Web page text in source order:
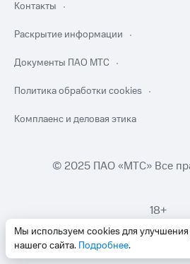
Мы используем cookies для
нашего сайта. Подробнее.
Контакты
Раскрытие информации
Документы ПАО МТС
Политика обработки cookies
Комплаенс и деловая этика
© 2025 ПАО «МТС» Все
18+